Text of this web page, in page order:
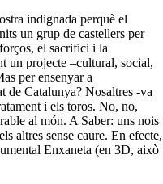
indignada perquè el
un grup de castellers per
el sacrifici i la
un projecte –cultural, social,
per ensenyar a
de Catalunya? Nosaltres -va
i els toros. No, no,
al món. A Saber: uns nois
altres sense caure. En efecte,
Enxaneta (en 3D, això